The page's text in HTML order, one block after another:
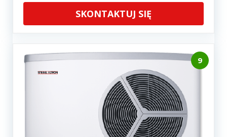
SKONTAKTUJ SIĘ
9